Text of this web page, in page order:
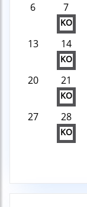
6 7
KO
13 14
KO
20 21
KO
27 28
KO